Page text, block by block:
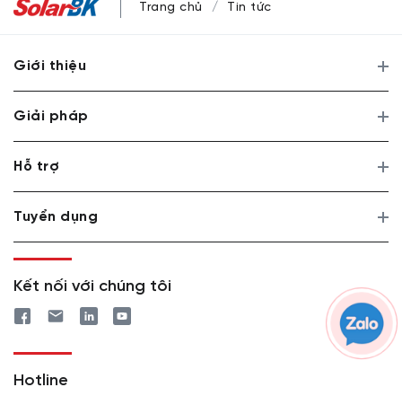
Trang chủ Tin tức
Giới thiệu
Giải pháp
Hỗ trợ
Tuyển dụng
Kết nối với chúng tôi
Hotline